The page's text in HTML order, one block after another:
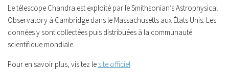
Le télescope Chandra est exploité par le Smithsonian’s Astrophysical
Observatory à Cambridge dans le Massachusetts aux États Unis. Les
données y sont collectées puis distribuées à la communauté
scientifique mondiale.
Pour en savoir plus, visitez le site officiel